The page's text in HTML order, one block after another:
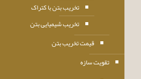
تخریب بتن با کتراک
تخریب شیمیایی بتن
قیمت تخریب بتن
تقویت سازه